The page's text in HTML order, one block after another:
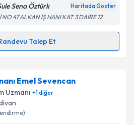
işlenmesine ilişkinAydınlatma
ve kişisel verilerimin belirtilen
kabul ediyorum.
Sena Öztürk Haritada Göster
47 ALKAN İŞ HANI KAT 3 DAİRE 12
Talep Et
Talebi
Şule Sena Öztürk
oluşturun. Size bu uzmandan
bir takvim hazırlandığında e-
Emel Sevencan
Uzmanı +1diğer